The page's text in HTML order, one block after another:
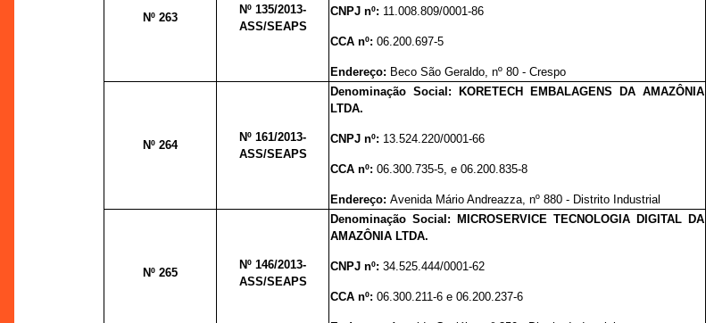
Nº 263
Nº 135/2013-
ASS/SEAPS
CNPJ nº: 11.008.809/0001-86
CCA nº:06.200.697-5
Endereço: Beco São Geraldo, nº 80 - Crespo
Nº 264
Nº 161/2013-
ASS/SEAPS
Denominação Social: KORETECH EMBALAGENS DA AMAZÔNIA
LTDA.
CNPJ nº: 13.524.220/0001-66
CCA nº:06.300.735-5, e 06.200.835-8
Endereço:Avenida Mário Andreazza, nº 880 - Distrito Industrial
Nº 265
Nº 146/2013-
ASS/SEAPS
Denominação Social: MICROSERVICE TECNOLOGIA DIGITAL DA
AMAZÔNIA LTDA.
CNPJ nº:34.525.444/0001-62
CCA nº:06.300.211-6 e 06.200.237-6